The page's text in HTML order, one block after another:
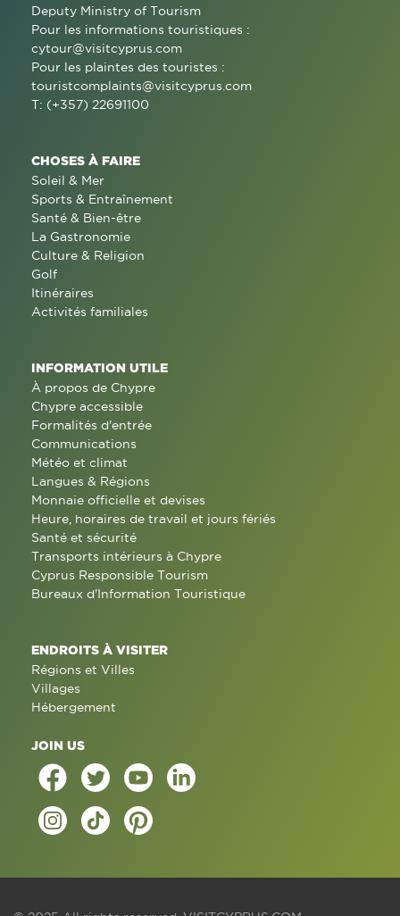
Deputy Ministry of Tourism
Pour les informations touristiques :
cytour@visitcyprus.com
Pour les plaintes des touristes :
touristcomplaints@visitcyprus.com
T: (+357) 22691100
CHOSES À FAIRE
Soleil & Mer
Sports & Entraînement
Santé & Bien-être
La Gastronomie
Culture & Religion
Golf
Itinéraires
Activités familiales
INFORMATION UTILE
À propos de Chypre
Chypre accessible
Formalités d'entrée
Communications
Météo et climat
Langues & Régions
Monnaie officielle et devises
Heure, horaires de travail et jours fériés
Santé et sécurité
Transports intérieurs à Chypre
Cyprus Responsible Tourism
Bureaux d'Information Touristique
ENDROITS À VISITER
Régions et Villes
Villages
Hébergement
JOIN US